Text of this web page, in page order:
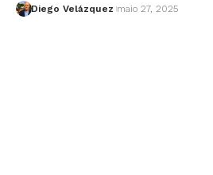
Diego Velázquez maio 27, 2025